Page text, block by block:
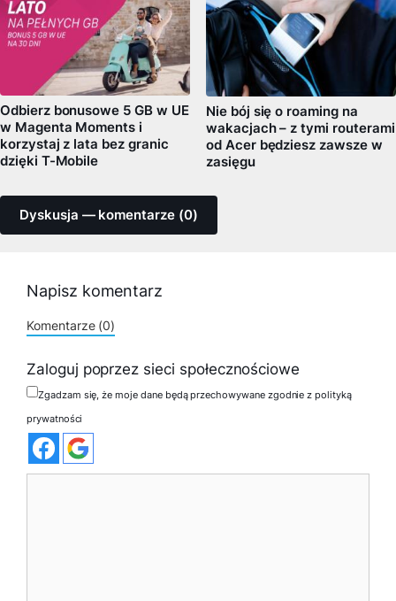
Odbierz bonusowe 5 GB w UE
w Magenta Moments i
korzystaj z lata bez granic
dzięki T-Mobile
Nie bój się o roaming na
wakacjach – z tymi routerami
od Acer będziesz zawsze w
zasięgu
Dyskusja — komentarze (0)
Napisz komentarz
Komentarze (0)
Zaloguj poprzez sieci społecznościowe
Zgadzam się, że moje dane będą przechowywane zgodnie z polityką
prywatności